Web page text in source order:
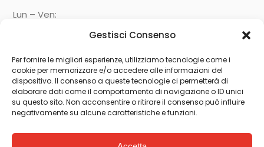
Gestisci Consenso
Per fornire le migliori esperienze, utilizziamo tecnologie come i
cookie per memorizzare e/o accedere alle informazioni del
dispositivo. Il consenso a queste tecnologie ci permetterà di
elaborare dati come il comportamento di navigazione o ID unici
su questo sito. Non acconsentire o ritirare il consenso può influire
negativamente su alcune caratteristiche e funzioni.
Lun – Ven:
Seguici su